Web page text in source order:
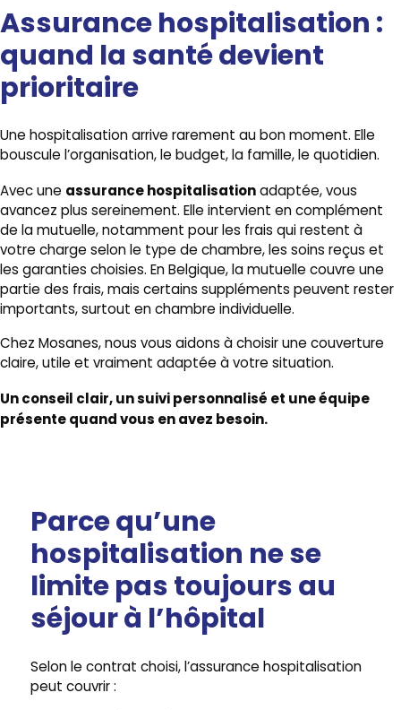
Assurance hospitalisation :
quand la santé devient
prioritaire
Une hospitalisation arrive rarement au bon moment. Elle
bouscule l’organisation, le budget, la famille, le quotidien.
Avec une assurance hospitalisationadaptée, vous
avancez plus sereinement. Elle intervient en complément
de la mutuelle, notamment pour les frais qui restent à
votre charge selon le type de chambre, les soins reçus et
les garanties choisies. En Belgique, la mutuelle couvre une
partie des frais, mais certains suppléments peuvent rester
importants, surtout en chambre individuelle.
Chez Mosanes, nous vous aidons à choisir une couverture
claire, utile et vraiment adaptée à votre situation.
Un conseil clair, un suivi personnalisé et une équipe
présente quand vous en avez besoin.
Parce qu’une
hospitalisation ne se
limite pas toujours au
séjour à l’hôpital
Selon le contrat choisi, l’assurance hospitalisation
peut couvrir :